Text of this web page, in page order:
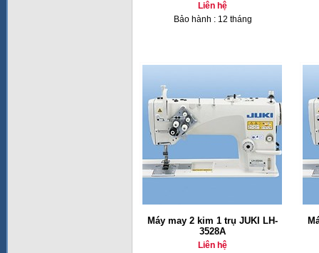
Liên hệ
Bảo hành : 12 tháng
Máy may 2 kim 1 trụ JUKI LH-
3528A
Liên hệ